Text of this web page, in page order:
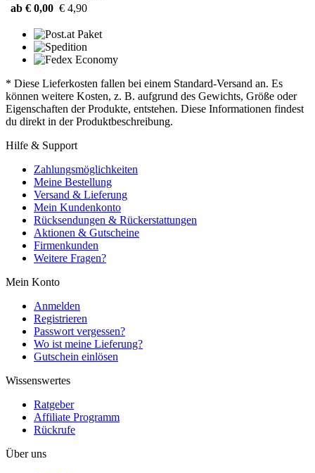
ab € 0,00 € 4,90
* Diese Lieferkosten fallen bei einem Standard-Versand an. Es
können weitere Kosten, z. B. aufgrund des Gewichts, Größe oder
Eigenschaften der Produkte, entstehen. Diese Informationen findest
du direkt in der Produktbeschreibung.
Hilfe & Support
Zahlungsmöglichkeiten
Meine Bestellung
Versand & Lieferung
Mein Kundenkonto
Rücksendungen & Rückerstattungen
Aktionen & Gutscheine
Firmenkunden
Weitere Fragen?
Mein Konto
Anmelden
Registrieren
Passwort vergessen?
Wo ist meine Lieferung?
Gutschein einlösen
Wissenswertes
Ratgeber
Affiliate Programm
Rückrufe
Über uns